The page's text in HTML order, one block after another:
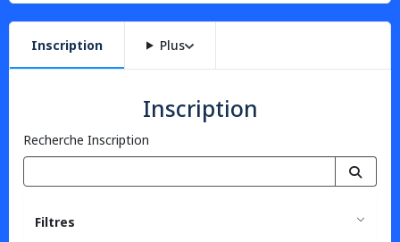
Inscription Plus
Inscription
Recherche Inscription
Filtres